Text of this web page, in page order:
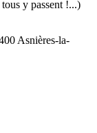
y passent !...)
Asnières-la-